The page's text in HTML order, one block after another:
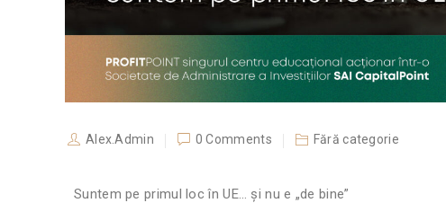
Alex.Admin 0 Comments Fără categorie
Suntem pe primul loc în UE… și nu e „de bine”